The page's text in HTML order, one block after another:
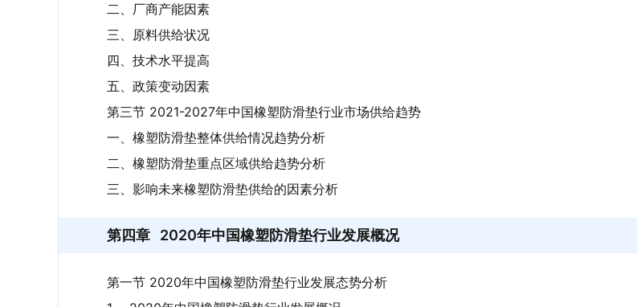
二、厂商产能因素
三、原料供给状况
四、技术水平提高
五、政策变动因素
第三节 2021-2027年中国橡塑防滑垫行业市场供给趋势
一、橡塑防滑垫整体供给情况趋势分析
二、橡塑防滑垫重点区域供给趋势分析
三、影响未来橡塑防滑垫供给的因素分析
第四章 2020年中国橡塑防滑垫行业发展概况
第一节 2020年中国橡塑防滑垫行业发展态势分析